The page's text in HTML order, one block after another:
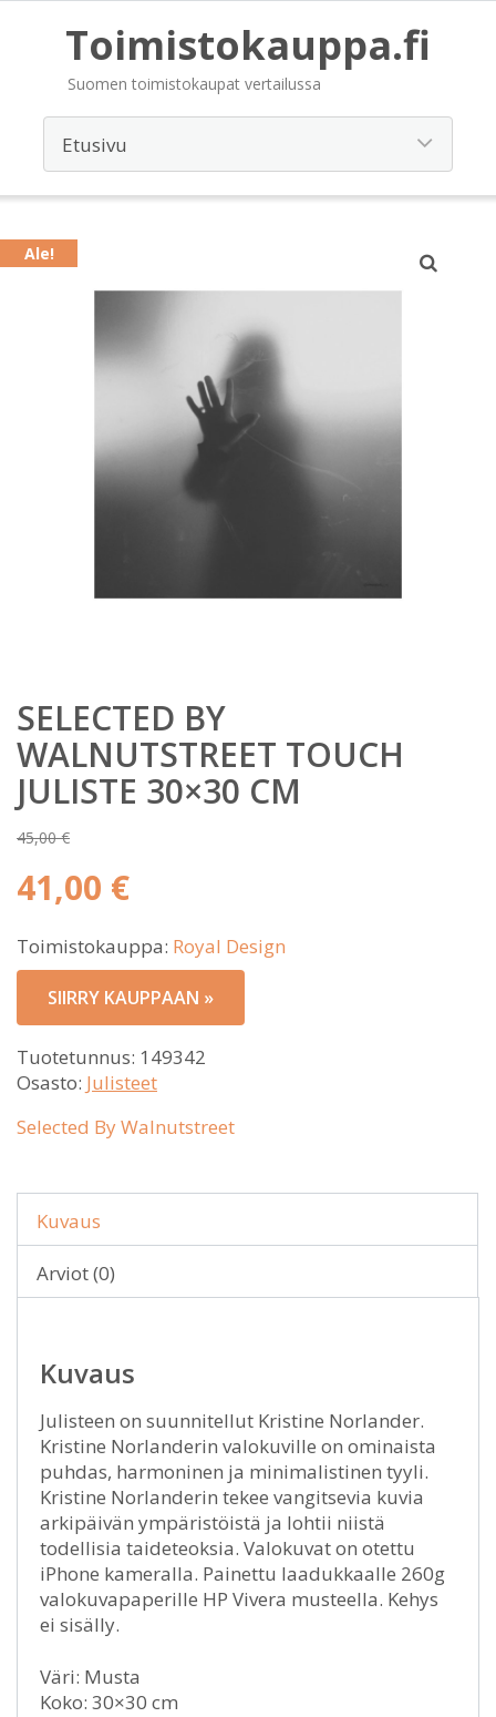
Toimistokauppa.fi
Suomen toimistokaupat vertailussa
Ale!
SELECTED BY
WALNUTSTREET TOUCH
JULISTE 30×30 CM
45,00€
Alkuperäinen
hinta
45,00 €.
41,00 €
hinta
on:
41,00 €.
Toimistokauppa: Royal Design
SIIRRY KAUPPAAN »
Tuotetunnus: 149342
Osasto: Julisteet
Selected By Walnutstreet
Kuvaus
Arviot (0)
Kuvaus
Julisteen on suunnitellut Kristine Norlander.
Kristine Norlanderin valokuville on ominaista
puhdas, harmoninen ja minimalistinen tyyli.
Kristine Norlanderin tekee vangitsevia kuvia
arkipäivän ympäristöistä ja lohtii niistä
todellisia taideteoksia. Valokuvat on otettu
iPhone kameralla. Painettu laadukkaalle 260g
valokuvapaperille HP Vivera musteella. Kehys
ei sisälly.
Väri: Musta
Koko: 30×30 cm